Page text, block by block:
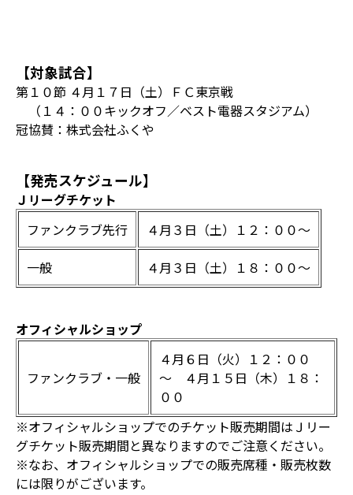
【対象試合】
第１０節 ４月１７日（土）ＦＣ東京戦
（１４：００キックオフ／ベスト電器スタジアム）
冠協賛：株式会社ふくや
【発売スケジュール】
Ｊリーグチケット
ファンクラブ先行
４月３日（土）１２：００～
一般
４月３日（土）１８：００～
オフィシャルショップ
ファンクラブ・一般
４月６日（火）１２：００
～ ４月１５日（木）１８：
００
※オフィシャルショップでのチケット販売期間はＪリー
グチケット販売期間と異なりますのでご注意ください。
※なお、オフィシャルショップでの販売席種・販売枚数
には限りがございます。